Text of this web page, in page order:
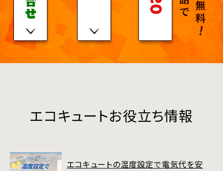
エコキュートお役立ち情報
エコキュートの温度設定で電気代を安